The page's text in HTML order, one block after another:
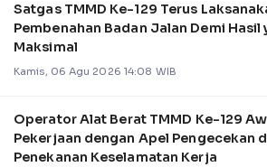
Satgas TMMD Ke-129 Terus
Pembenahan Badan Jalan Demi Hasil
Maksimal
Kamis, 06 Agu 2026 14:08 WIB
Operator Alat Berat TMMD Ke-129
Pekerjaan dengan Apel Pengecekan
Penekanan Keselamatan Kerja